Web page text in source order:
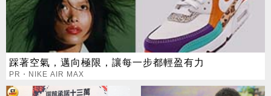
踩著空氣，邁向極限，讓每一步都輕盈有力
PR・NIKE AIR MAX